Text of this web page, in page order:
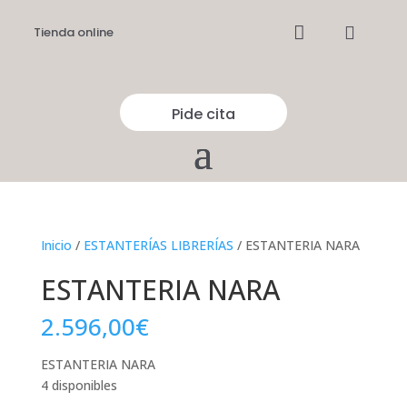
Tienda online  
Pide cita
Inicio / ESTANTERÍAS LIBRERÍAS / ESTANTERIA NARA
ESTANTERIA NARA
2.596,00€
ESTANTERIA NARA
4 disponibles